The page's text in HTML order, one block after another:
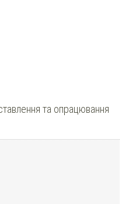
та опрацювання